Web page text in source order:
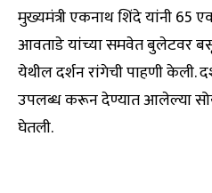
मुख्यमंत्री एकनाथ शिंदे यांनी 65
आवताडे यांच्या समवेत बुलेटवर
येथील दर्शन रांगेची पाहणी केली.
उपलब्ध करून देण्यात आलेल्या
घेतली.